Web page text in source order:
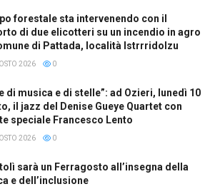
forestale sta intervenendo con il
di due elicotteri su un incendio in agro
di Pattada, località Istrrridolzu
2026 0
di musica e di stelle”: ad Ozieri, lunedì 10
il jazz del Denise Gueye Quartet con
speciale Francesco Lento
2026 0
sarà un Ferragosto all’insegna della
e dell’inclusione